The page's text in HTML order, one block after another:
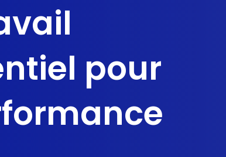
pour